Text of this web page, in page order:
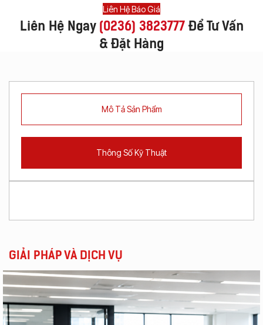
Liên Hệ Báo Giá
Liên Hệ Ngay (0236) 3823777Để Tư Vấn
& Đặt Hàng
Mô Tả Sản Phẩm
Thông Số Kỹ Thuật
GIẢI PHÁP VÀ DỊCH VỤ